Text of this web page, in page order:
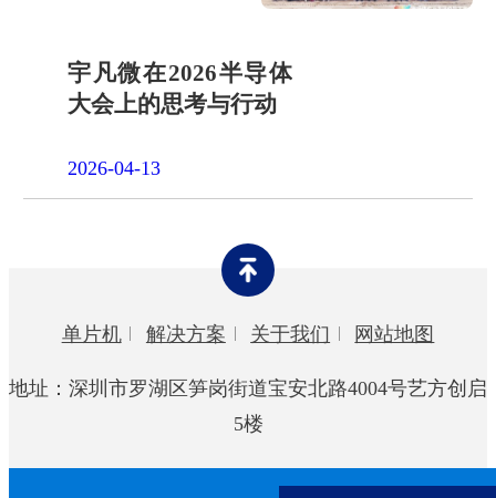
宇凡微在2026半导体
大会上的思考与行动
2026-04-13
单片机 解决方案 关于我们 网站地图
地址：深圳市罗湖区笋岗街道宝安北路4004号艺方创启
5楼